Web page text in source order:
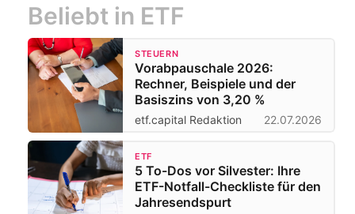
Beliebt in ETF
STEUERN
Vorabpauschale 2026:
Rechner, Beispiele und der
Basiszins von 3,20 %
etf.capital Redaktion 22.07.2026
ETF
5 To-Dos vor Silvester: Ihre
ETF-Notfall-Checkliste für den
Jahresendspurt